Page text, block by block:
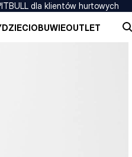
dla klientów hurtowych
DZIECIOBUWIEOUTLET